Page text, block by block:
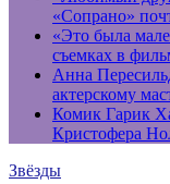
«Сопрано»
«Это была
съемках в
Анна
актерскому
Комик Гарик
Кристофера
Звёзды